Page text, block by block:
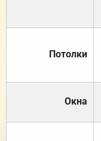
Потолки
Окна